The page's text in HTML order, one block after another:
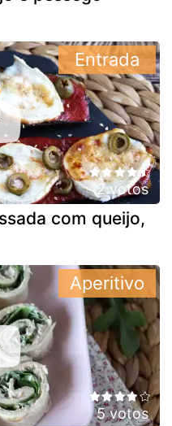
2 votos
com queijo,
Entrada
5 votos
Aperitivo